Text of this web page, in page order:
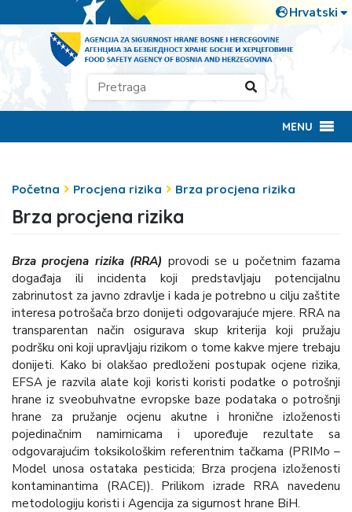
MENU
Početna Procjena rizika Brza procjena rizika
Brza procjena rizika
Brza procjena rizika (RRA) provodi se u početnim fazama
događaja ili incidenta koji predstavljaju potencijalnu
zabrinutost za javno zdravlje i kada je potrebno u cilju zaštite
interesa potrošača brzo donijeti odgovarajuće mjere. RRA na
transparentan način osigurava skup kriterija koji pružaju
podršku oni koji upravljaju rizikom o tome kakve mjere trebaju
donijeti. Kako bi olakšao predloženi postupak ocjene rizika,
EFSA je razvila alate koji koristi koristi podatke o potrošnji
hrane iz sveobuhvatne evropske baze podataka o potrošnji
hrane za pružanje ocjenu akutne i hronične izloženosti
pojedinačnim namirnicama i upoređuje rezultate sa
odgovarajućim toksikološkim referentnim tačkama (PRIMo –
Model unosa ostataka pesticida; Brza procjena izloženosti
kontaminantima (RACE)). Prilikom izrade RRA navedenu
metodologiju koristi i Agencija za sigurnost hrane BiH.